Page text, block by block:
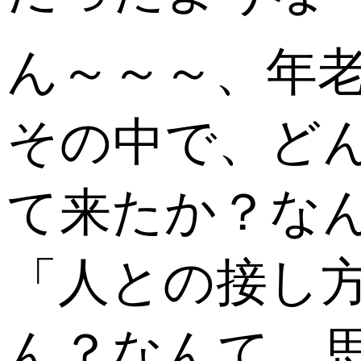
ん～～～、年
その中で、ど
て来たか？な
「人との接